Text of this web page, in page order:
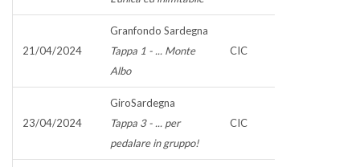
21/04/2024
Granfondo Sardegna
Tappa 1 - ... Monte
Albo
CIC
23/04/2024
GiroSardegna
Tappa 3 - ... per
pedalare in gruppo!
CIC